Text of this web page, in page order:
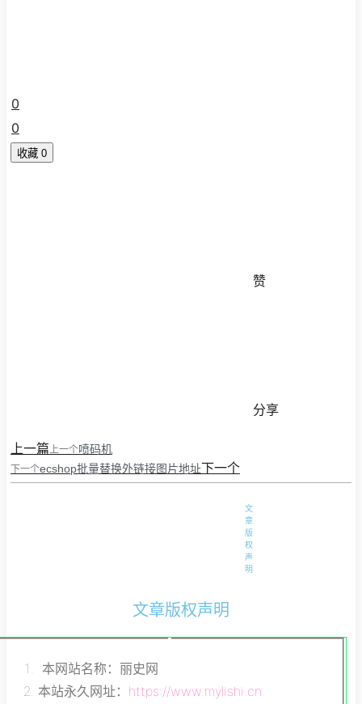
0
0
收藏 0
赞
分享
上一篇上一个喷码机
下一个ecshop批量替换外链接图片地址下一个
文
章
版
权
声
明
文章版权声明
本网站名称：丽史网
本站永久网址： https://www.mylishi.cn